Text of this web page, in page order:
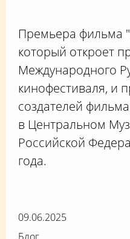
Премьера фильма
который откроет
Международного
кинофестиваля, и
создателей
в Центральном
Российской
года.
09.06.2025